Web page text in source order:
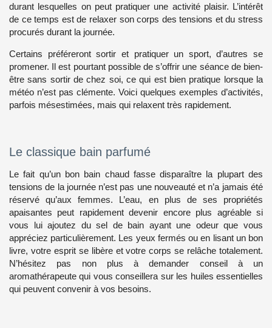
durant lesquelles on peut pratiquer une activité plaisir. L’intérêt
de ce temps est de relaxer son corps des tensions et du stress
procurés durant la journée.
Certains préféreront sortir et pratiquer un sport, d’autres se
promener. Il est pourtant possible de s’offrir une séance de bien-
être sans sortir de chez soi, ce qui est bien pratique lorsque la
météo n’est pas clémente. Voici quelques exemples d’activités,
parfois mésestimées, mais qui relaxent très rapidement.
Le classique bain parfumé
Le fait qu’un bon bain chaud fasse disparaître la plupart des
tensions de la journée n’est pas une nouveauté et n’a jamais été
réservé qu’aux femmes. L’eau, en plus de ses propriétés
apaisantes peut rapidement devenir encore plus agréable si
vous lui ajoutez du sel de bain ayant une odeur que vous
appréciez particulièrement. Les yeux fermés ou en lisant un bon
livre, votre esprit se libère et votre corps se relâche totalement.
N’hésitez pas non plus à demander conseil à un
aromathérapeute qui vous conseillera sur les huiles essentielles
qui peuvent convenir à vos besoins.